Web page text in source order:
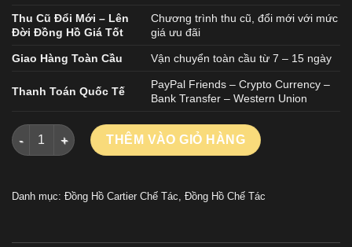
Thu Cũ Đổi Mới – Lên
Đời Đồng Hồ Giá Tốt
Chương trình thu cũ, đổi mới với mức
giá ưu đãi
Giao Hàng Toàn Cầu Vận chuyển toàn cầu từ 7 – 15 ngày
Thanh Toán Quốc Tế
PayPal Friends – Crypto Currency –
Bank Transfer – Western Union
ĐỒNG HỒ CARTIER SANTOS CHẾ TÁC MẠ VÀNG HỒNG
THÊM VÀO GIỎ HÀNG
Danh mục: Đồng Hồ Cartier Chế Tác, Đồng Hồ Chế Tác